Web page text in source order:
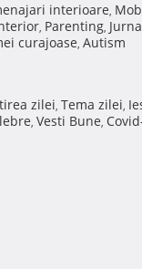
interioare,
, Parenting,
curajoase, Autism
zilei, Tema zilei,
, Vesti Bune,